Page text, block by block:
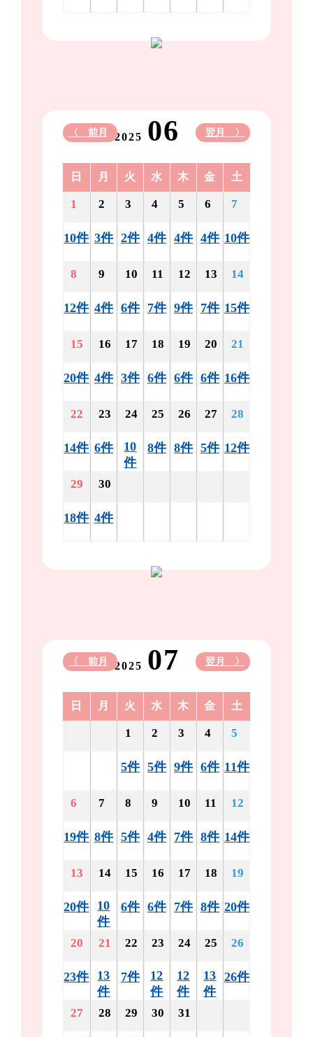
2025 06
〈 前月 翌月 〉
日 月 火 水 木 金 土
1
10件
2
3件
3
2件
4
4件
5
4件
6
4件
7
10件
8
12件
9
4件
10
6件
11
7件
12
9件
13
7件
14
15件
15
20件
16
4件
17
3件
18
6件
19
6件
20
6件
21
16件
22
14件
23
6件
24
10
件
25
8件
26
8件
27
5件
28
12件
29
18件
30
4件
2025 07
〈 前月 翌月 〉
日 月 火 水 木 金 土
1
5件
2
5件
3
9件
4
6件
5
11件
6
19件
7
8件
8
5件
9
4件
10
7件
11
8件
12
14件
13
20件
14
10
件
15
6件
16
6件
17
7件
18
8件
19
20件
20
23件
21
13
件
22
7件
23
12
件
24
12
件
25
13
件
26
26件
27 28 29 30 31